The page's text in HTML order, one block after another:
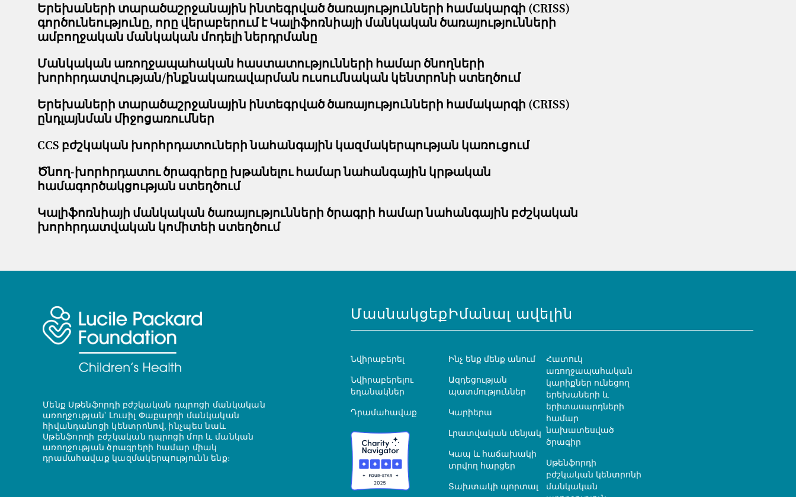
Երեխաների տարածաշրջանային ինտեգրված ծառայությունների համակարգի (CRISS)
գործունեությունը, որը վերաբերում է Կալիֆոռնիայի մանկական ծառայությունների
ամբողջական մանկական մոդելի ներդրմանը
Մանկական առողջապահական հաստատությունների համար ծնողների
խորհրդատվության/ինքնակառավարման ուսումնական կենտրոնի ստեղծում
Երեխաների տարածաշրջանային ինտեգրված ծառայությունների համակարգի (CRISS)
ընդլայնման միջոցառումներ
CCS բժշկական խորհրդատուների նահանգային կազմակերպության կառուցում
Ծնող-խորհրդատու ծրագրերը խթանելու համար նահանգային կրթական
համագործակցության ստեղծում
Կալիֆոռնիայի մանկական ծառայությունների ծրագրի համար նահանգային բժշկական
խորհրդատվական կոմիտեի ստեղծում
Մենք Սթենֆորդի բժշկական դպրոցի մանկական
առողջության՝ Լուսիլ Փաքարդի մանկական
հիվանդանոցի կենտրոնով, ինչպես նաև
Սթենֆորդի բժշկական դպրոցի մոր և մանկան
առողջության ծրագրերի համար միակ
դրամահավաք կազմակերպությունն ենք։
Մասնակցեք
Նվիրաբերել
Նվիրաբերելու
եղանակներ
Դրամահավաք
Իմանալ ավելին
Ինչ ենք մենք անում
Ազդեցության
պատմություններ
Կարիերա
Լրատվական սենյակ
Կապ և հաճախակի
տրվող հարցեր
Տախտակի պորտալ
Հատուկ
առողջապահական
կարիքներ ունեցող
երեխաների և
երիտասարդների
համար
նախատեսված
ծրագիր
Սթենֆորդի
բժշկական կենտրոնի
մանկական